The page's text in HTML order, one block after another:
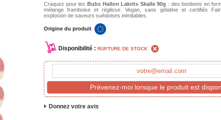
Craquez pour lesBubs Hallon Lakrits Skalle 90g : des bonbons en
mélange framboise et réglisse. Vegan, sans gélatine et certifiés
explosion de saveurs suédoises inimitables.
Origine du produit
Disponibilité : RUPTURE DE STOCK
Prévenez-moi lorsque le produit est
Donnez votre avis